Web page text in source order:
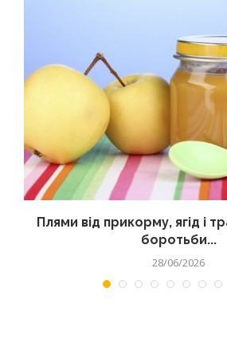
Плями від прикорму, ягід і
боротьби...
28/06/2026